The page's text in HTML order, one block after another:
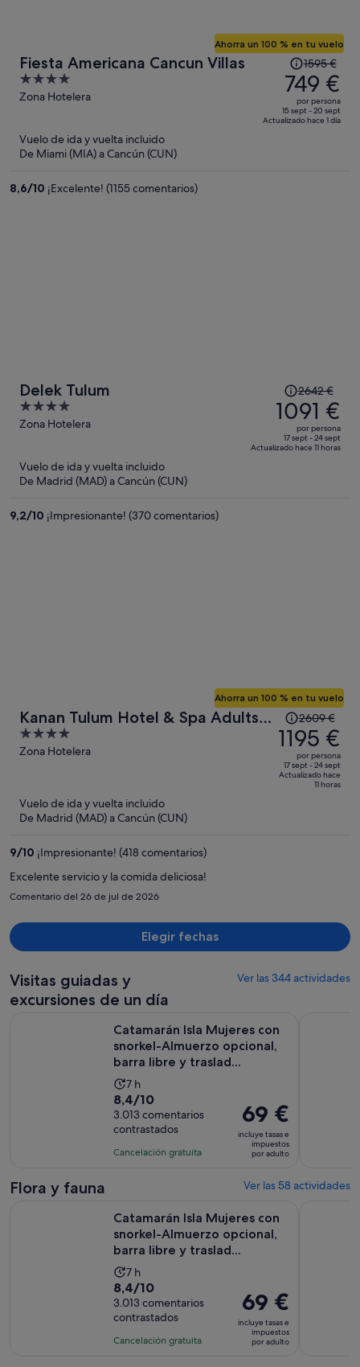
Fiesta Americana Cancun Villas
4
out
5
Zona Hotelera
Ahorra un 100 % en tu vuelo
El
precio
era
de
1595 €,
1595 €
749 €
por persona
15 sept - 20 sept
Actualizado hace 1 día
Vuelo de ida y vuelta incluido
De Miami (MIA) a Cancún (CUN)
8,6/10 ¡Excelente! (1155 comentarios)
Delek Tulum
4
out
Zona Hotelera
El
precio
era
de
2642 €,
2642 €
1091 €
por persona
17 sept - 24 sept
Actualizado hace 11 horas
Vuelo de ida y vuelta incluido
De Madrid (MAD) a Cancún (CUN)
9,2/10 ¡Impresionante! (370 comentarios)
Kanan Tulum Hotel & Spa Adults
Only Playground
4
out
Zona Hotelera
Ahorra un 100 % en tu vuelo
El
precio
era
de
2609 €,
2609 €
1195 €
por persona
17 sept - 24 sept
Actualizado hace
11 horas
Vuelo de ida y vuelta incluido
De Madrid (MAD) a Cancún (CUN)
9/10 ¡Impresionante! (418 comentarios)
Excelente servicio y la comida deliciosa!
Comentario del 26 de jul de 2026
Elegir fechas
Visitas guiadas y
excursiones de un día
Ver las 344 actividades
Catamarán Isla Mujeres con
snorkel-Almuerzo opcional,
barra libre y traslad...
La
duración
de
la
actividad
7 h
8.4
sobre
10
con
8,4/10
3.013 comentarios
contrastados
Cancelación gratuita
El
precio
es
de
por
69 €
incluye tasas e
impuestos
por adulto
Flora y fauna Ver las 58 actividades
Catamarán Isla Mujeres con
snorkel-Almuerzo opcional,
barra libre y traslad...
La
duración
de
la
actividad
7 h
8.4
sobre
10
con
8,4/10
3.013 comentarios
contrastados
Cancelación gratuita
El
precio
es
de
69 €
incluye tasas e
impuestos
por adulto